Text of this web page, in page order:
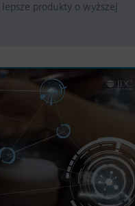
produkty o wyższej